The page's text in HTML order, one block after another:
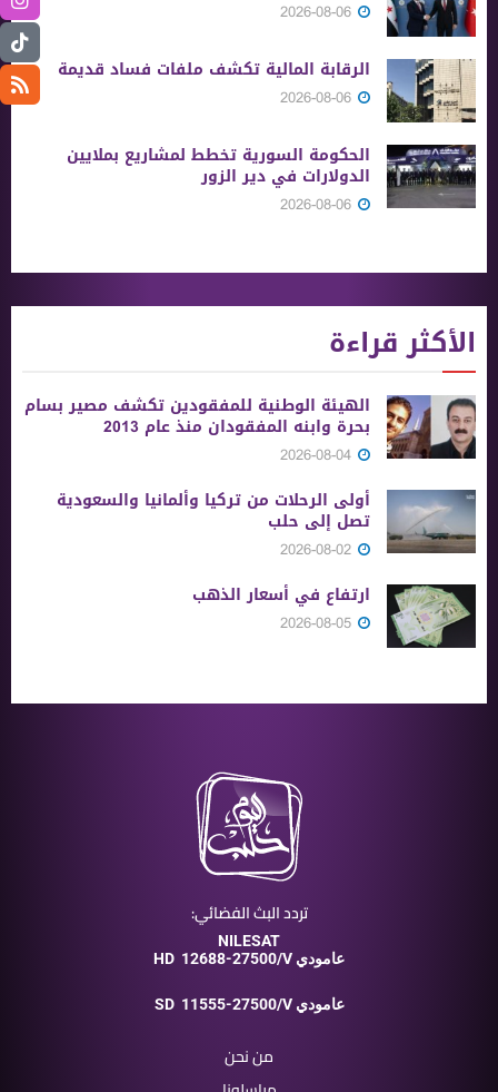
الرقابة المالية تكشف ملفات فساد قديمة
الحكومة السورية تخطط لمشاريع بملايين
الدولارات في دير الزور
الأكثر قراءة
الهيئة الوطنية للمفقودين تكشف مصير بسام
بحرة وابنه المفقودان منذ عام 2013
أولى الرحلات من ‏تركيا وألمانيا والسعودية
تصل إلى حلب
ارتفاع في أسعار الذهب
تردد البث الفضائي:
NILESAT
HD
12688-27500/V عامودي
SD 11555-27500/V عامودي
من نحن